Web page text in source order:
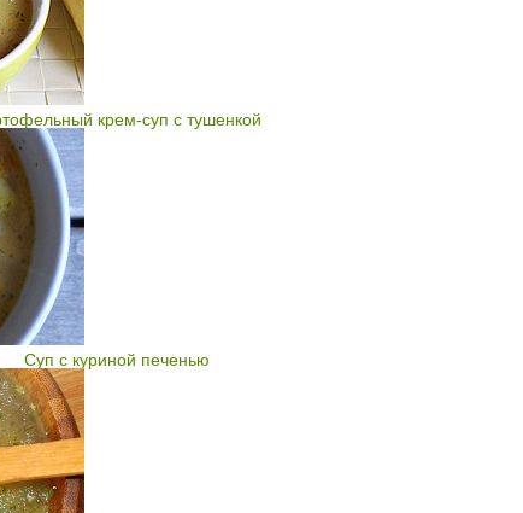
крем-суп с тушенкой
Суп с куриной печенью